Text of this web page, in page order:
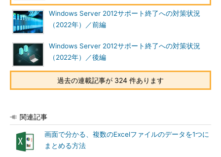
Windows Server 2012サポート終了への対策状況
（2022年）／前編
Windows Server 2012サポート終了への対策状況
（2022年）／後編
過去の連載記事が 324 件あります
関連記事
画面で分かる、複数のExcelファイルのデータを1つに
まとめる方法